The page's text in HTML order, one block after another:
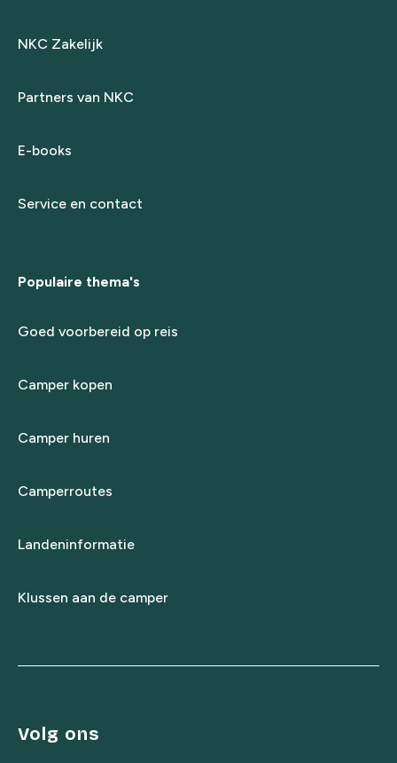
NKC Zakelijk
Partners van NKC
E-books
Service en contact
Populaire thema's
Goed voorbereid op reis
Camper kopen
Camper huren
Camperroutes
Landeninformatie
Klussen aan de camper
Volg ons